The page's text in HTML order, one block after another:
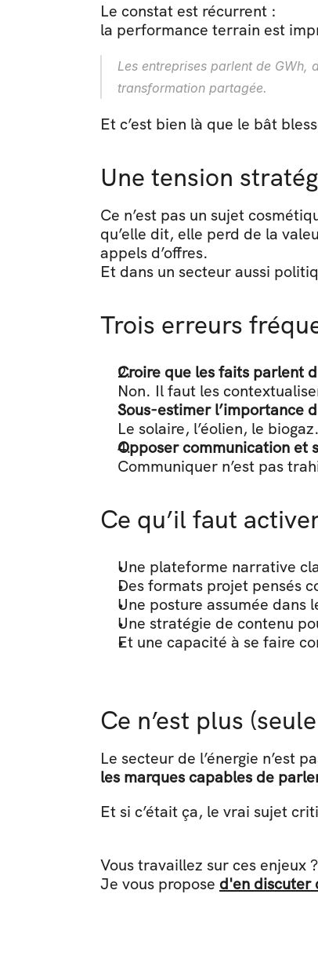
Le constat est récurrent :
la performance terrain est
Les entreprises parlent de GWh,
transformation partagée.
Et c’est bien là que le bât
Une tension
Ce n’est pas un sujet
qu’elle dit, elle perd de la
appels d’offres.
Et dans un secteur aussi
Trois erreurs
Croire que les faits parlent
Non. Il faut les
Sous-estimer l’importance
Le solaire, l’éolien, le
Opposer communication et
Communiquer n’est pas
Ce qu’il faut
Une plateforme narrative
Des formats projet pensés
Une posture assumée dans
Une stratégie de contenu
Et une capacité à se faire
Ce n’est plus
les marques capables de
Et si c’était ça, le vrai sujet
Vous travaillez sur ces enjeux
Je vous propose d'en discuter